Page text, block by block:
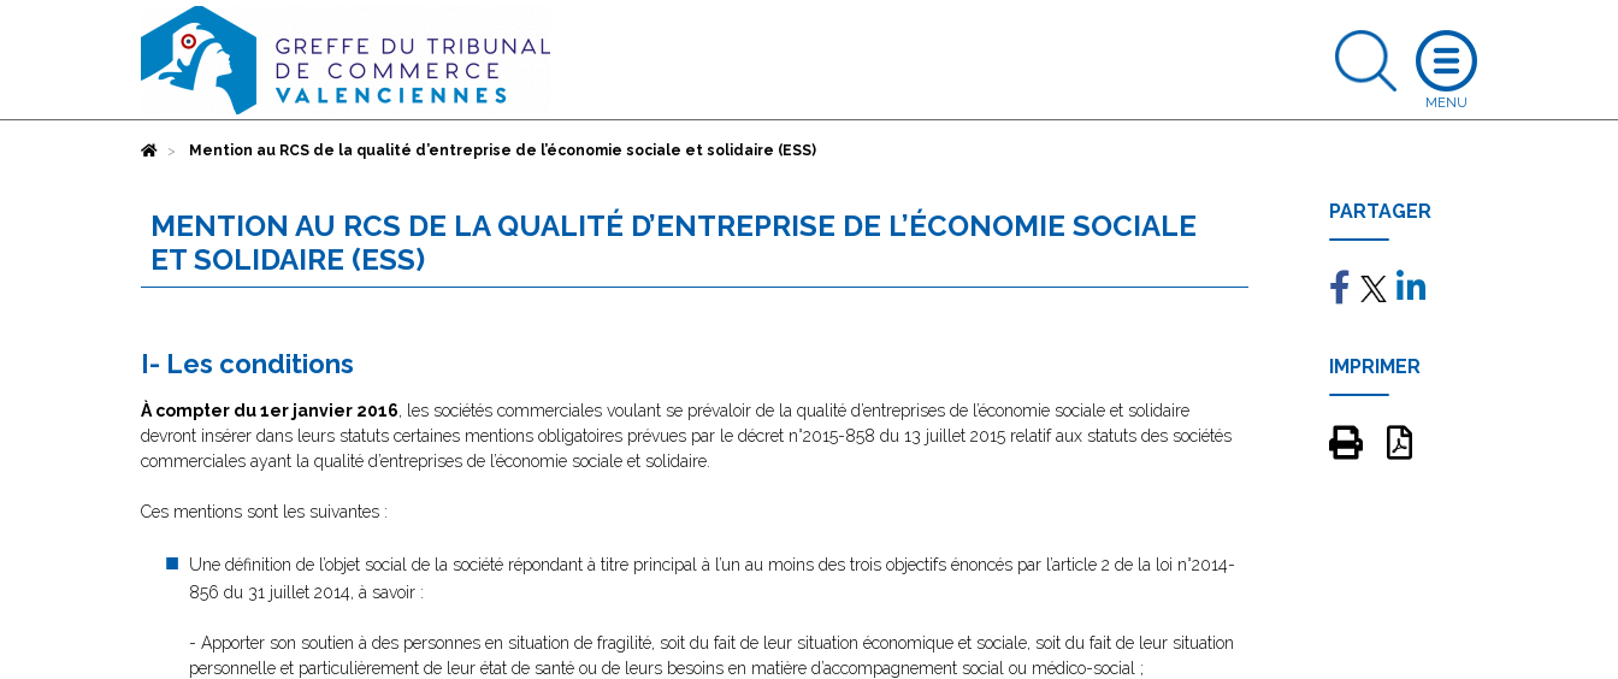
AccueilMention au RCS de la qualité d’entreprise de l’économie sociale et solidaire (ESS)
MENTION AU RCS DE LA QUALITÉ D’ENTREPRISE DE L’ÉCONOMIE SOCIALE
ET SOLIDAIRE (ESS)
I- Les conditions
À compter du 1er janvier 2016, les sociétés commerciales voulant se prévaloir de la qualité d’entreprises de l’économie sociale et solidaire
devront insérer dans leurs statuts certaines mentions obligatoires prévues par le décret n°2015-858 du 13 juillet 2015 relatif aux statuts des sociétés
commerciales ayant la qualité d’entreprises de l’économie sociale et solidaire.
Ces mentions sont les suivantes :
Une définition de l’objet social de la société répondant à titre principal à l’un au moins des trois objectifs énoncés par l’article 2 de la loi n°2014-
856 du 31 juillet 2014, à savoir :
- Apporter son soutien à des personnes en situation de fragilité, soit du fait de leur situation économique et sociale, soit du fait de leur situation
personnelle et particulièrement de leur état de santé ou de leurs besoins en matière d’accompagnement social ou médico-social ;
PARTAGER
IMPRIMER